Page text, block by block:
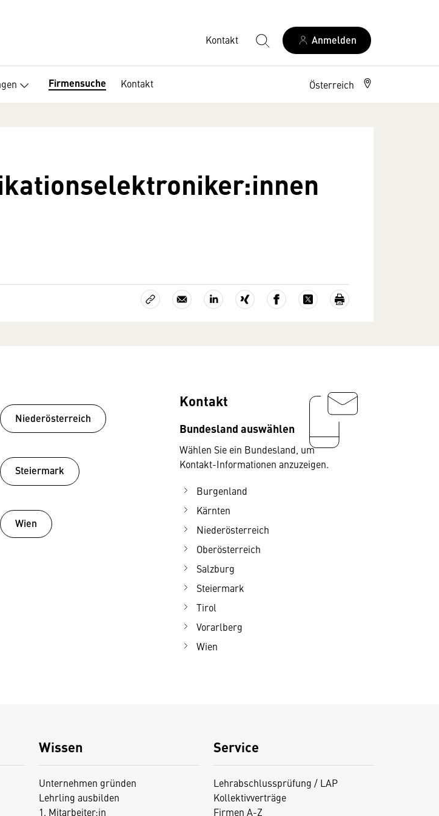
Kontakt Anmelden
Firmensuche Kontakt Österreich
Niederösterreich
Steiermark
Wien
Kontakt
Bundesland auswählen
Wählen Sie ein Bundesland, um
Kontakt-Informationen anzuzeigen.
Burgenland
Kärnten
Niederösterreich
Oberösterreich
Salzburg
Steiermark
Tirol
Vorarlberg
Wien
Wissen
Unternehmen gründen
Lehrling ausbilden
1. Mitarbeiter:in
Service
Lehrabschlussprüfung / LAP
Kollektivverträge
Firmen A-Z